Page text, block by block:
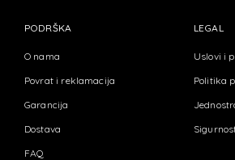
PODRŠKA
O nama
Povrat i reklamacija
Garancija
Dostava
FAQ
LEGAL
Uslovi i
Politika